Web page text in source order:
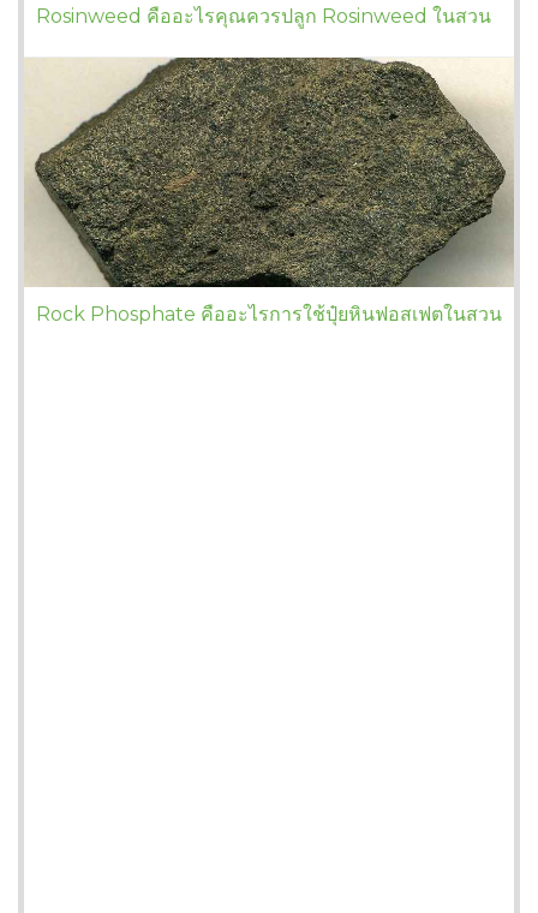
Rosinweed คืออะไรคุณควรปลูก Rosinweed ในสวน
Rock Phosphate คืออะไรการใช้ปุ๋ยหินฟอสเฟตในสวน